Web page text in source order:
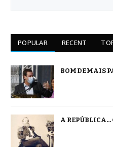
POPULAR RECENT
BOM DEMAIS
A REPÚBLICA…